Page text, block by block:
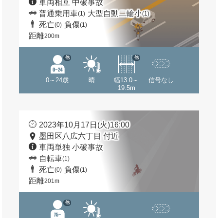
車両相互 中破事故
普通乗用車(1) 大型自動二輪小(1)
死亡(0) 負傷(1)
距離200m
0～24歳
他
晴
幅13.0～
19.5m
他
信号なし
2023年10月17日(火)16:00
墨田区八広六丁目 付近
車両単独 小破事故
自転車(1)
死亡(0) 負傷(1)
距離201m
他